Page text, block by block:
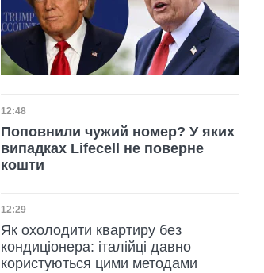
Дата публікації
12:48
Поповнили чужий номер? У яких
випадках Lifecell не поверне
кошти
Дата публікації
12:29
Як охолодити квартиру без
кондиціонера: італійці давно
користуються цими методами